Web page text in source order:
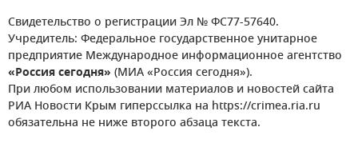
Свидетельство о регистрации Эл № ФС77-57640.
Учредитель: Федеральное государственное унитарное
предприятие Международное информационное агентство
«Россия сегодня» (МИА «Россия сегодня»).
При любом использовании материалов и новостей сайта
РИА Новости Крым гиперссылка на https://crimea.ria.ru
обязательна не ниже второго абзаца текста.